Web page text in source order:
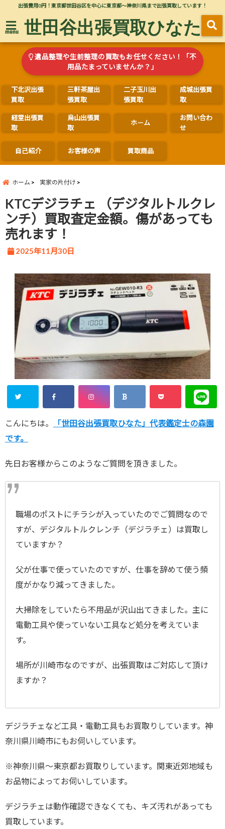
出張費用0円！東京都世田谷区を中心に東京都～神奈川県まで出張買取しています！
menu 世田谷出張買取ひなた
遺品整理や生前整理の買取もお任せください！「不
用品たまっていませんか？」
下北沢出張
買取
三軒茶屋出
張買取
二子玉川出
張買取
成城出張買
取
経堂出張買
取
烏山出張買
取
ホ－ム
お問い合わ
せ
自己紹介 お客様の声 買取商品
ホーム 実家の片付け
KTCデジラチェ （デジタルトルクレ
ンチ）買取査定金額。傷があっても
売れます！
2025年11月30日
こんにちは。
「世田谷出張買取ひなた」代表鑑定士の森園
です。
先日お客様からこのようなご質問を頂きました。
職場のポストにチラシが入っていたのでご質問なので
すが、デジタルトルクレンチ（デジラチェ）は買取し
ていますか？
父が仕事で使っていたのですが、仕事を辞めて使う頻
度がかなり減ってきました。
大掃除をしていたら不用品が沢山出てきました。主に
電動工具や使っていない工具など処分を考えていま
す。
場所が川崎市なのですが、出張買取はご対応して頂け
ますか？
デジラチェなど工具・電動工具もお買取りしています。神
奈川県川崎市にもお伺いしています。
※神奈川県～東京都お買取りしています。関東近郊地域も
お品物によってお伺いしています。
デジラチェは動作確認できなくても、キズ汚れがあっても
買取しています。